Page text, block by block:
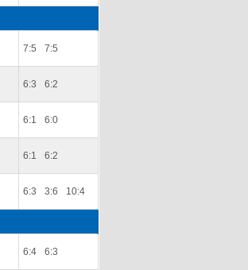
7:5 7:5
6:3 6:2
6:1 6:0
6:1 6:2
6:3 3:6 10:4
6:4 6:3